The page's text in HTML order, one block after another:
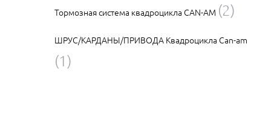
Тормозная система квадроцикла CAN-AM (2)
ШРУС/КАРДАНЫ/ПРИВОДА Квадроцикла Can-am
(1)